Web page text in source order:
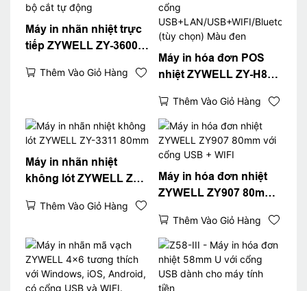
Máy in nhãn nhiệt trực
tiếp ZYWELL ZY-3600
Thêm Vào Giỏ Hàng
Máy in hóa đơn POS
nhiệt ZYWELL ZY-H861
USB+LAN/USB+WIFI/Bl
uetooth (tùy chọn) Màu
đen
Thêm Vào Giỏ Hàng
Máy in nhãn nhiệt
không lót ZYWELL ZY-
Thêm Vào Giỏ Hàng
Máy in hóa đơn nhiệt
ZYWELL ZY907 80mm
Thêm Vào Giỏ Hàng